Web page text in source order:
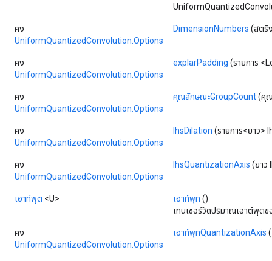
คง
UniformQuantizedConvolution.Options
DimensionNumbers (สตริ
คง
UniformQuantizedConvolution.Options
explarPadding (รายการ
คง
UniformQuantizedConvolution.Options
คุณลักษณะGroupCount(คุ
คง
UniformQuantizedConvolution.Options
lhsDilation (รายการ<ยาว>
คง
UniformQuantizedConvolution.Options
lhsQuantizationAxis (ยาว
เอาท์พุต <U> เอาท์พุท ()
เทนเซอร์วัดปริมาณเอาต์พุต
คง
UniformQuantizedConvolution.Options
เอาท์พุทQuantizationAxis